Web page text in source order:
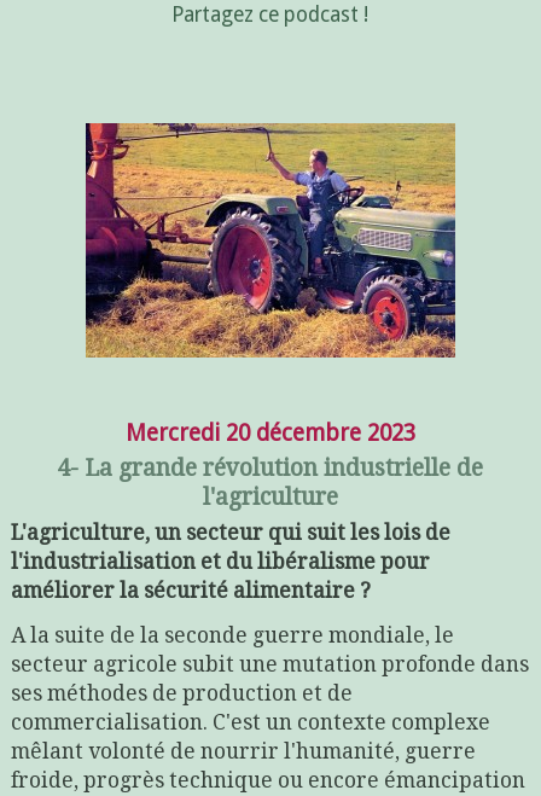
Partagez ce podcast !
Mercredi 20 décembre 2023
4- La grande révolution industrielle de
l'agriculture
L'agriculture, un secteur qui suit les lois de
l'industrialisation et du libéralisme pour
améliorer la sécurité alimentaire ?
A la suite de la seconde guerre mondiale, le
secteur agricole subit une mutation profonde dans
ses méthodes de production et de
commercialisation. C'est un contexte complexe
mêlant volonté de nourrir l'humanité, guerre
froide, progrès technique ou encore émancipation